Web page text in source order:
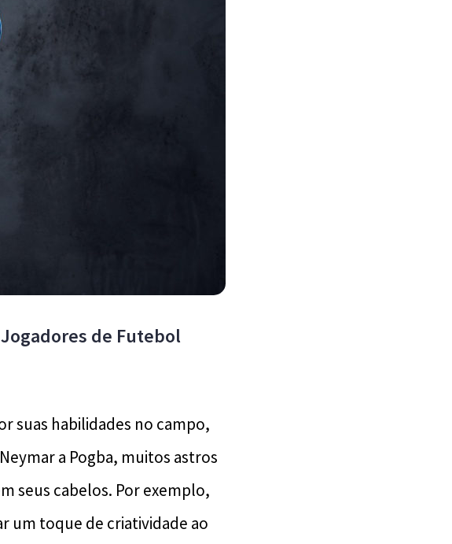
de Futebol
suas habilidades no campo,
a Pogba, muitos astros
seus cabelos. Por exemplo,
um toque de criatividade ao